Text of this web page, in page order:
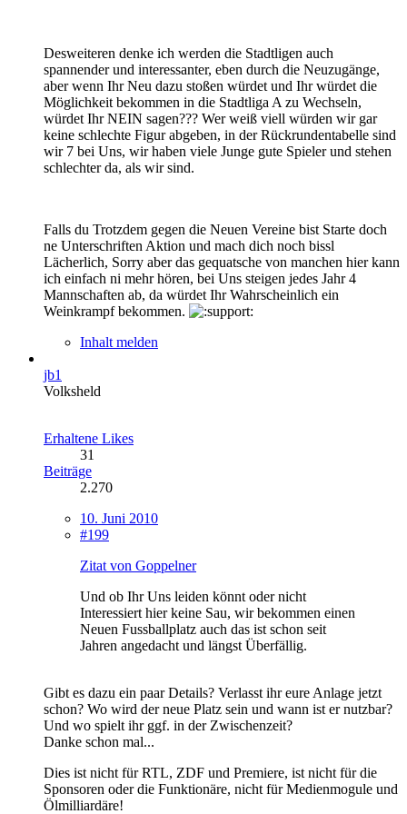
Desweiteren denke ich werden die Stadtligen auch
spannender und interessanter, eben durch die Neuzugänge,
aber wenn Ihr Neu dazu stoßen würdet und Ihr würdet die
Möglichkeit bekommen in die Stadtliga A zu Wechseln,
würdet Ihr NEIN sagen??? Wer weiß viell würden wir gar
keine schlechte Figur abgeben, in der Rückrundentabelle sind
wir 7 bei Uns, wir haben viele Junge gute Spieler und stehen
schlechter da, als wir sind.
Falls du Trotzdem gegen die Neuen Vereine bist Starte doch
ne Unterschriften Aktion und mach dich noch bissl
Lächerlich, Sorry aber das gequatsche von manchen hier kann
ich einfach ni mehr hören, bei Uns steigen jedes Jahr 4
Mannschaften ab, da würdet Ihr Wahrscheinlich ein
Weinkrampf bekommen.
Inhalt melden
jb1
Volksheld
Erhaltene Likes
31
Beiträge
2.270
10. Juni 2010
#199
Zitat von Goppelner
Und ob Ihr Uns leiden könnt oder nicht
Interessiert hier keine Sau, wir bekommen einen
Neuen Fussballplatz auch das ist schon seit
Jahren angedacht und längst Überfällig.
Gibt es dazu ein paar Details? Verlasst ihr eure Anlage jetzt
schon? Wo wird der neue Platz sein und wann ist er nutzbar?
Und wo spielt ihr ggf. in der Zwischenzeit?
Danke schon mal...
Dies ist nicht für RTL, ZDF und Premiere, ist nicht für die
Sponsoren oder die Funktionäre, nicht für Medienmogule und
Ölmilliardäre!